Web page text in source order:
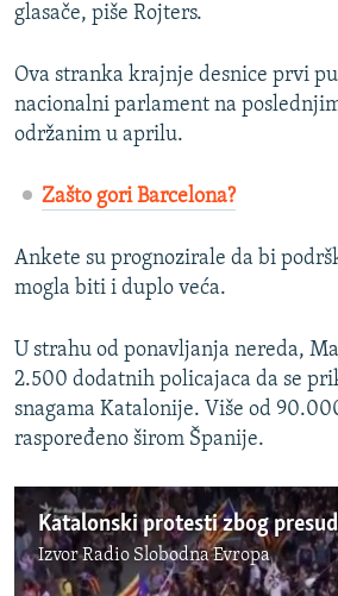
glasače, piše Rojters.
Ova stranka krajnje desnice prvi
nacionalni parlament na
održanim u aprilu.
Zašto gori Barcelona?
Ankete su prognozirale da bi
mogla biti i duplo veća.
U strahu od ponavljanja nereda,
2.500 dodatnih policajaca da se
snagama Katalonije. Više od
raspoređeno širom Španije.
Katalonski protesti zbog
IzvorRadio Slobodna Evropa